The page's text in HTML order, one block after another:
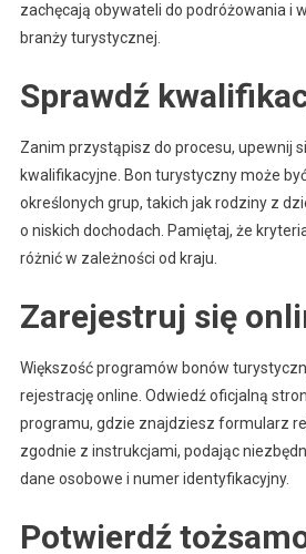
zachęcają obywateli do podróżowania i
branży turystycznej.
Sprawdź
Zanim przystąpisz do procesu, upewnij
kwalifikacyjne. Bon turystyczny może
określonych grup, takich jak rodziny z
o niskich dochodach. Pamiętaj, że
różnić w zależności od kraju.
Zarejestruj się
Większość programów bonów
rejestrację online. Odwiedź oficjalną
programu, gdzie znajdziesz formularz
zgodnie z instrukcjami, podając
dane osobowe i numer identyfikacyjny.
Potwierdź